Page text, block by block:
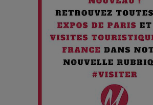
Chien 51 - Quand l’IA prend le pouvoir :
futur troublant
Maïra Kerey, la “voix d’or du
ans de carrière à la Salle Gaveau
Les dessous de la fast fashion : un